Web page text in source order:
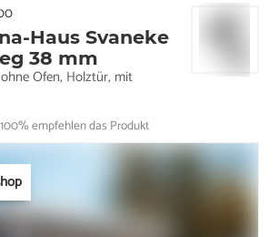
Haus Svaneke
38 mm
Ofen, Holztür, mit
100% empfehlen das Produkt